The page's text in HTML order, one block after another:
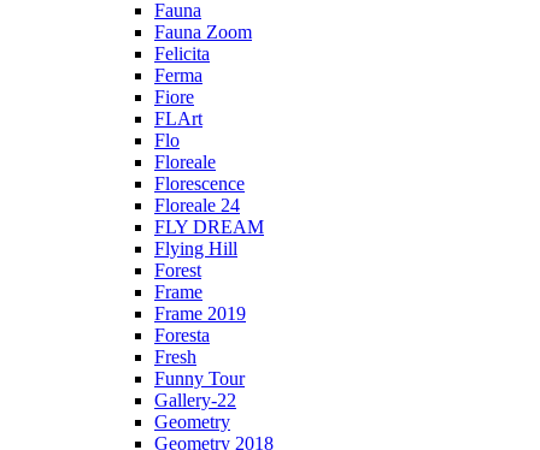
Fauna
Fauna Zoom
Felicita
Ferma
Fiore
FLArt
Flo
Floreale
Florescence
Floreale 24
FLY DREAM
Flying Hill
Forest
Frame
Frame 2019
Foresta
Fresh
Funny Tour
Gallery-22
Geometry
Geometry 2018